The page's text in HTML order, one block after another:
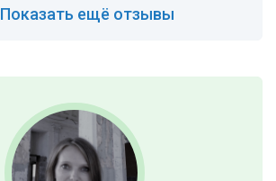
Показать ещё отзывы